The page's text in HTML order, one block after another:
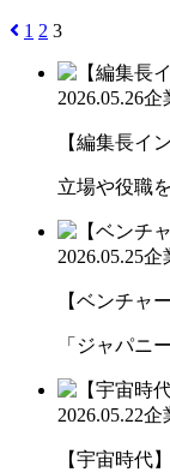
1 2 3
2026.05.26企
【編集長イ
立場や役職
2026.05.25企
【ベンチャ
「ジャパニ
2026.05.22企
【宇宙時代】